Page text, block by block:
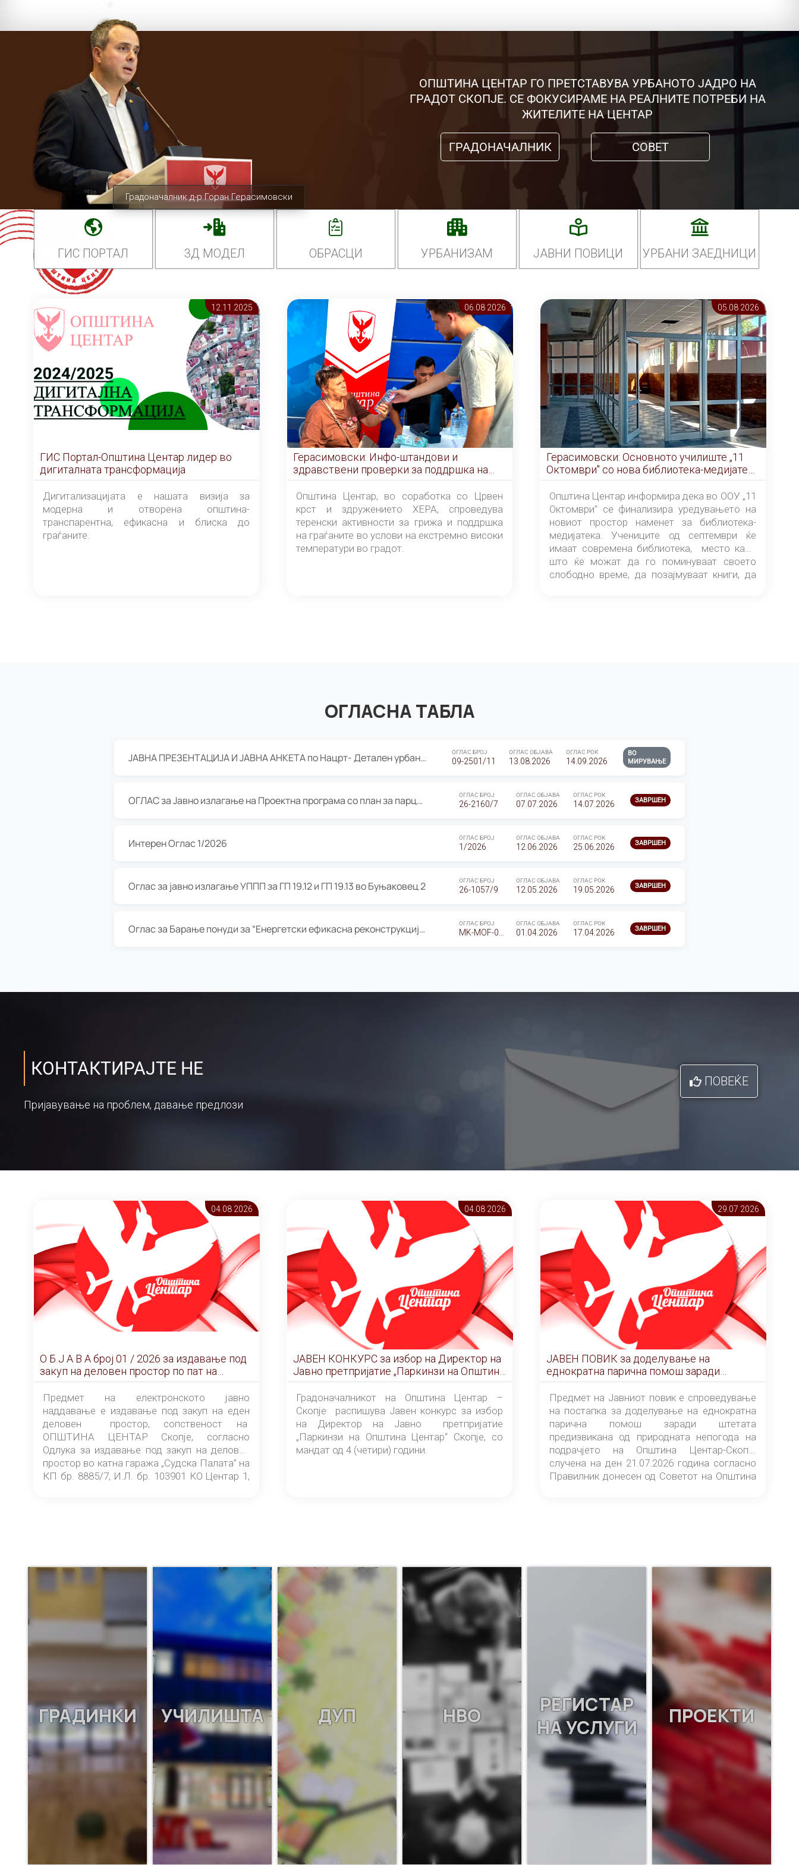
Градоначалник д-р Горан Герасимовски
ОПШТИНА ЦЕНТАР ГО ПРЕТСТАВУВА УРБАНОТО ЈАДРО НА
ГРАДОТ СКОПЈЕ. СЕ ФОКУСИРАМЕ НА РЕАЛНИТЕ ПОТРЕБИ НА
ЖИТЕЛИТЕ НА ЦЕНТАР
ГРАДОНАЧАЛНИК СОВЕТ
ГИС ПОРТАЛ 3Д МОДЕЛ ОБРАСЦИ УРБАНИЗАМ ЈАВНИ ПОВИЦИ УРБАНИ ЗАЕДНИЦИ
12.11 2025
ГИС Портал-Општина Центар лидер во
дигиталната трансформација
Дигитализацијата е нашата визија за
модерна и отворена општина-
транспарентна, ефикасна и блиска до
граѓаните.
06.08 2026
Герасимовски: Инфо-штандови и
здравствени проверки за поддршка на
граѓаните во услови на топлотен бран
Општина Центар, во соработка со Црвен
крст и здружението ХЕРА, спроведува
теренски активности за грижа и поддршка
на граѓаните во услови на екстремно високи
температури во градот.
05.08 2026
Герасимовски: Основното училиште „11
Октомври" со нова библиотека-медијатека
од септември
Општина Центар информира дека во ООУ „11
Октомври" се финализира уредувањето на
новиот простор наменет за библиотека-
медијатека. Учениците од септември ќе
имаат современа библиотека, место каде
што ќе можат да го поминуваат своето
слободно време, да позајмуваат книги, да
ОГЛАСНА ТАБЛА
ЈАВНА ПРЕЗЕНТАЦИЈА И ЈАВНА АНКЕТА по Нацрт- Детален урбанистички план Градска четврт Ј 05- Барутана, Општина Центар- Скопје, плански период 2025-2030 ОГЛАС БРОЈ
09-2501/11
ОГЛАС ОБЈАВА
13.08.2026
ОГЛАС РОК
14.09.2026
ВО
МИРУВАЊЕ
ОГЛАС за Јавно излагање на Проектна програма со план за парцелација за Урбанистички проект со план за парцелација за спојување на ГП 20.12 и ГП 20.37 од Изменување и дополнување на Детален урбанистички план Буњаковец 2, Општина Центар – Скопје ОГЛАС БРОЈ
26-2160/7
ОГЛАС ОБЈАВА
07.07.2026
ОГЛАС РОК
14.07.2026 ЗАВРШЕН
Интерен Оглас 1/2026 ОГЛАС БРОЈ
1/2026
ОГЛАС ОБЈАВА
12.06.2026
ОГЛАС РОК
25.06.2026 ЗАВРШЕН
Оглас за јавно излагање УППП за ГП 19.12 и ГП 19.13 во Буњаковец 2 ОГЛАС БРОЈ
26-1057/9
ОГЛАС ОБЈАВА
12.05.2026
ОГЛАС РОК
19.05.2026 ЗАВРШЕН
Оглас за Барање понуди за “Енергетски ефикасна реконструкција на објектот ООУ „Св. Кирил и Методиј" ОГЛАС БРОЈ ОГЛАС ОБЈАВА
01.04.2026
ОГЛАС РОК
17.04.2026 ЗАВРШЕН
КОНТАКТИРАЈТЕ НЕ
Пријавување на проблем, давање предлози
ПОВЕЌЕ
04.08 2026
О Б Ј А В А брoj 01 / 2026 за издавање под
закуп на деловен простор по пат на
ЕЛЕКТРОНСКО ЈАВНО НАДДАВАЊЕ
Предмет на електронското јавно
наддавање е издавање под закуп на еден
деловен простор, сопственост на
ОПШТИНА ЦЕНТАР Скопје, согласно
Одлука за издавање под закуп на деловен
простор во катна гаража „Судска Палата” на
КП бр. 8885/7, И.Л. бр. 103901 КО Центар 1,
понудувач.
04.08 2026
ЈАВЕН КОНКУРС за избор на Директор на
Јавно претпријатие „Паркинзи на Општина
Центар“ – Скопје
Градоначалникот на Општина Центар –
Скопје распишува Јавен конкурс за избор
на Директор на Јавно претпријатие
„Паркинзи на Општина Центар“ Скопје, со
мандат од 4 (четири) години.
29.07 2026
ЈАВЕН ПОВИК за доделување на
еднократна парична помош заради
штетата предизвикана од природната
непогода на подрачјето на Општина
Центар-Скопје случена на ден 21.07.2026
година
Предмет на Јавниот повик е спроведување
на постапка за доделување на еднократна
парична помош заради штетата
предизвикана од природната непогода на
подрачјето на Општина Центар-Скопје
случена на ден 21.07.2026 година согласно
Правилник донесен од Советот на Општина
ГРАДИНКИ УЧИЛИШТА ДУП НВО
РЕГИСТАР
НА УСЛУГИ
ПРОЕКТИ